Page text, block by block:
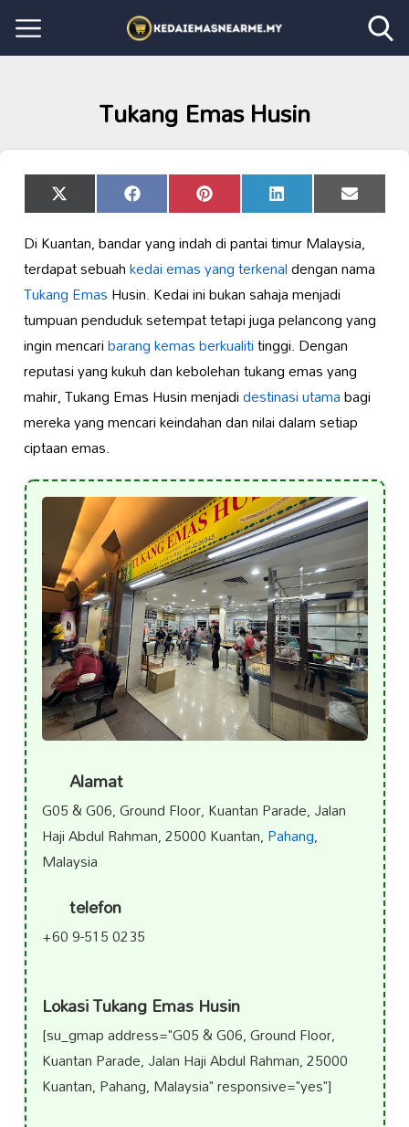
Tukang Emas Husin
Share
on
X
(Twitter)
Share
on
Facebook Share
on
Pinterest Share
on
LinkedIn Share
on
Email
Di Kuantan, bandar yang indah di pantai timur Malaysia,
terdapat sebuahkedai emas yang terkenaldengan nama
Tukang EmasHusin. Kedai ini bukan sahaja menjadi
tumpuan penduduk setempat tetapi juga pelancong yang
ingin mencaribarang kemas berkualititinggi. Dengan
reputasi yang kukuh dan kebolehan tukang emas yang
mahir, Tukang Emas Husin menjadidestinasi utamabagi
mereka yang mencari keindahan dan nilai dalam setiap
ciptaan emas.
Alamat
G05 & G06, Ground Floor, Kuantan Parade, Jalan
Haji Abdul Rahman, 25000 Kuantan,Pahang,
Malaysia
telefon
+60 9-515 0235
Lokasi Tukang Emas Husin
[su_gmap address="G05 & G06, Ground Floor,
Kuantan Parade, Jalan Haji Abdul Rahman, 25000
Kuantan, Pahang, Malaysia" responsive="yes"]